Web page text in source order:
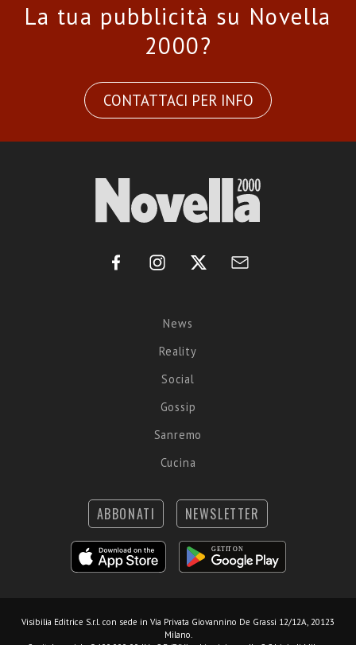
La tua pubblicità su Novella
2000?
CONTATTACI PER INFO
News
Reality
Social
Gossip
Sanremo
Cucina
ABBONATI NEWSLETTER
Visibilia Editrice S.r.l. con sede in Via Privata Giovannino De Grassi 12/12A, 20123
Milano.